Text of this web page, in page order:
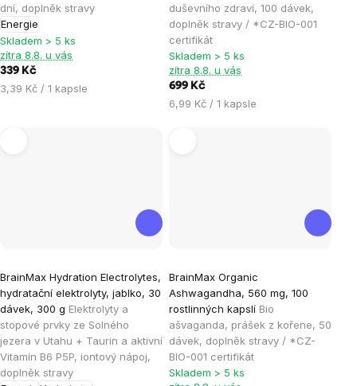
dní, doplněk stravy
Energie
5,0
z
5
hvězdiček.
Skladem > 5 ks
zítra 8.8. u vás
339 Kč
Měrná
3,39 Kč / 1 kapsle
duševního zdraví, 100 dávek,
doplněk stravy / *CZ-BIO-001
certifikát
4,8
z
5
hvězdiček.
Skladem > 5 ks
zítra 8.8. u vás
699 Kč
Měrná
6,99 Kč / 1 kapsle
BrainMax Hydration Electrolytes,
hydratační elektrolyty, jablko, 30
dávek, 300 g Elektrolyty a
stopové prvky ze Solného
jezera v Utahu + Taurin a aktivní
Vitamín B6 P5P, iontový nápoj,
doplněk stravy
hodnocení
produktu
je
4,8
z
5
BrainMax Organic
Ashwagandha, 560 mg, 100
rostlinných kapslí Bio
ašvaganda, prášek z kořene, 50
dávek, doplněk stravy / *CZ-
BIO-001 certifikát
hodnocení
produktu
je
5,0
z
5
Skladem > 5 ks